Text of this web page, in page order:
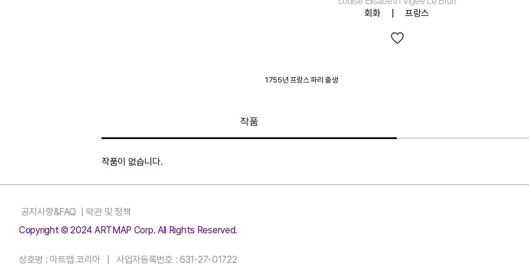
회화 | 프랑스
1755년 프랑스 파리 출생
작품
작품이 없습니다.
공지사항&FAQ
약관 및 정책
Copyright © 2024 ARTMAP Corp. All Rights Reserved.
상호명 : 아트맵 코리아 | 사업자등록번호 : 631-27-01722